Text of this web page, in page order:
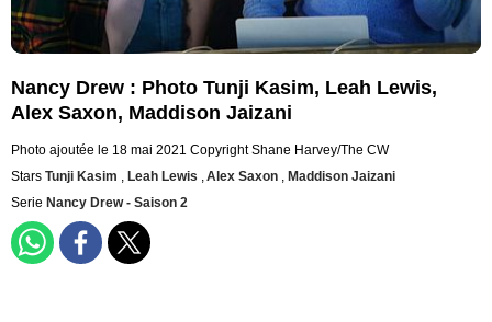
Nancy Drew : Photo Tunji Kasim, Leah Lewis,
Alex Saxon, Maddison Jaizani
Photo ajoutée le 18 mai 2021 Copyright Shane Harvey/The CW
Stars Tunji Kasim , Leah Lewis ,Alex Saxon , Maddison Jaizani
Serie Nancy Drew - Saison 2